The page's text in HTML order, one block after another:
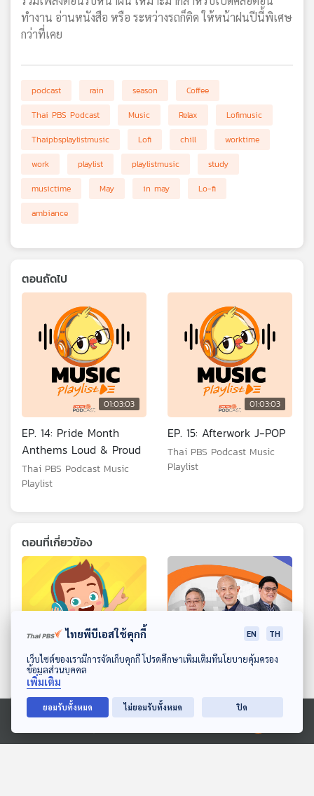
แผนที่
วิทยุ
ดาวน์โหลด Thai PBS Podcast Application
Ⓒ 2020 องค์การกระจายเสียงและแพร่ภาพสาธารณะแห่งประเทศไทย
ทำงาน อ่านหนังสือ หรือ ระหว่างรถก็ติด ให้หน้าฝนปีนี้พิเศษ
กว่าที่เคย
podcast rain season
Coffee
Thai PBS Podcast
Music Relax
Lofimusic
Thaipbsplaylistmusic
Lofi chill
worktime
work
playlist playlistmusic
study
musictime
May in may
Lo-fi
ambiance
ตอนถัดไป
01:03:03
EP. 14: Pride Month
Anthems Loud & Proud
Thai PBS Podcast Music
Playlist
01:03:03
EP. 15: Afterwork J-POP
Thai PBS Podcast Music
Playlist
ตอนที่เกี่ยวข้อง
01:03:03
EP. 190: ลัลน์รดา ศิริวรรณ
| รอบ 14.00 | วันเด็ก 2569
Podcaster ตัวน้อย
01:03:03
EP. 286: ทรัมป์ขึ้นภาษีไทย
โดนด้วย | ไต้หวันประท้วง
ไทยสนับสนุนจีนเดียว |
อนุทินเดินหน้าฟ้องยิ่งชีพ
คุยให้คิด
ไทยพีบีเอสใช้คุกกี้ EN TH
เว็บไซต์ของเรามีการจัดเก็บคุกกี้ โปรดศึกษาเพิ่มเติมที่นโยบายคุ้มครอง
ข้อมูลส่วนบุคคล
เพิ่มเติม
ยอมรับทั้งหมด ไม่ยอมรับทั้งหมด ปิด